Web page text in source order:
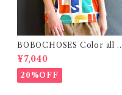
BOBOCHOSES Color all o
ver T-shirt / 8-12y
¥7,040
20%OFF